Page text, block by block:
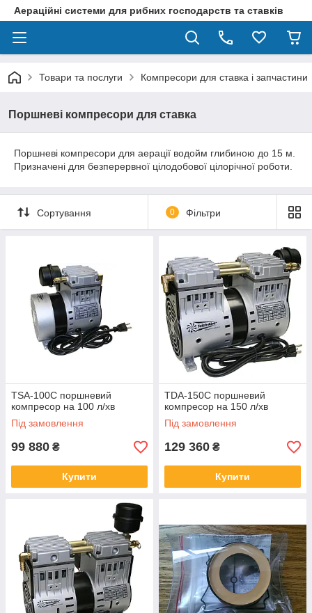
Аераційні системи для рибних господарств та ставків
Товари та послуги Компресори для ставка і запчастини
Поршневі компресори для ставка
Поршневі компресори для аерації водойм глибиною до 15 м.
Призначені для безперервної цілодобової цілорічної роботи.
Сортування 0 Фільтри
TSA-100C поршневий
компресор на 100 л/хв
Під замовлення
99 880 ₴
Купити
TDA-150C поршневий
компресор на 150 л/хв
Під замовлення
129 360 ₴
Купити